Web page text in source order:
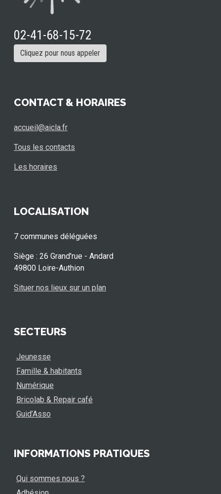
02-41-68-15-72
Cliquez pour nous appeler
CONTACT & HORAIRES
accueil@aicla.fr
Tous les contacts
Les horaires
LOCALISATION
7 communes déléguées
Siège : 26 Grand'rue - Andard
49800 Loire-Authion
Situer nos lieux sur un plan
SECTEURS
Jeunesse
Famille & habitants
Numérique
Bricolab & Repair café
Guid’Asso
INFORMATIONS PRATIQUES
Qui sommes nous ?